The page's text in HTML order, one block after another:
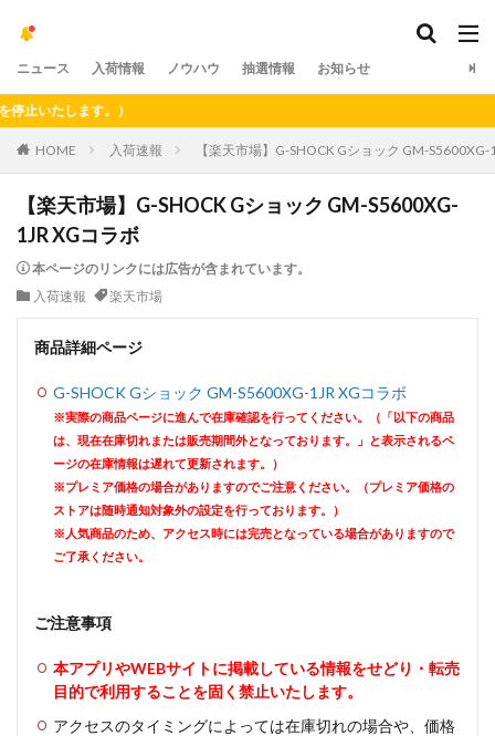
ニュース 入荷情報 ノウハウ 抽選情報 お知らせ
たします。）
HOME 入荷速報 【楽天市場】G-SHOCK Gショック GM-S5600XG-
【楽天市場】G-SHOCK Gショック GM-S5600XG-
1JR XGコラボ
本ページのリンクには広告が含まれています。
入荷速報
楽天市場
商品詳細ページ
G-SHOCK Gショック GM-S5600XG-1JR XGコラボ
※実際の商品ページに進んで在庫確認を行ってください。（「以下の商品
は、現在在庫切れまたは販売期間外となっております。」と表示されるペ
ージの在庫情報は遅れて更新されます。）
※プレミア価格の場合がありますのでご注意ください。（プレミア価格の
ストアは随時通知対象外の設定を行っております。）
※人気商品のため、アクセス時には完売となっている場合がありますので
ご了承ください。
ご注意事項
本アプリやWEBサイトに掲載している情報をせどり・転売
目的で利用することを固く禁止いたします。
アクセスのタイミングによっては在庫切れの場合や、価格